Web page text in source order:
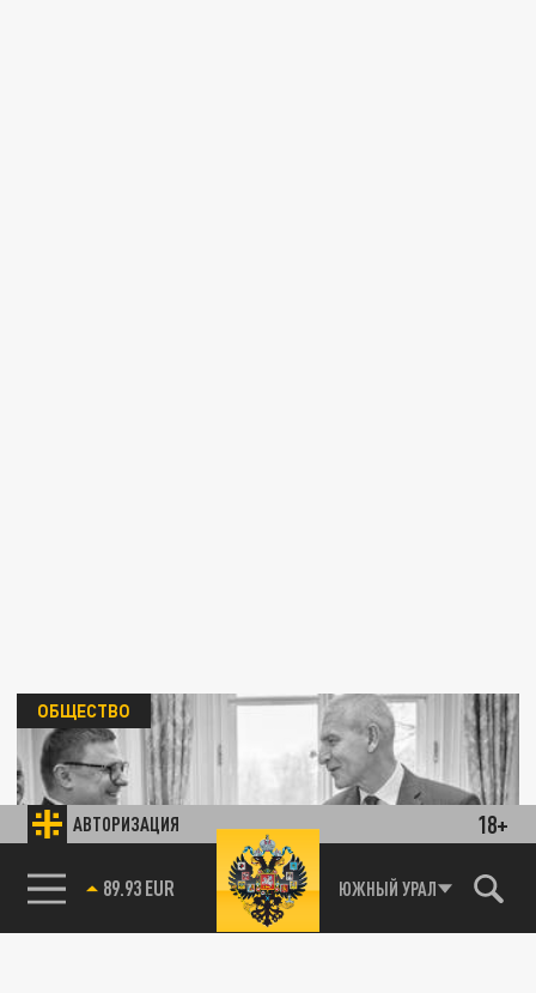
АВТОРИЗАЦИЯ 18+
85.64 BRENT ЮЖНЫЙ УРАЛ
Текслер предлагает построить бассейн в
Челябинске
ОБЩЕСТВО